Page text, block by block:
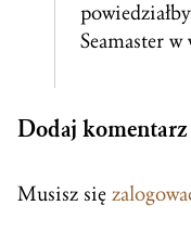
Seamaster
Dodaj komentarz
Musisz się